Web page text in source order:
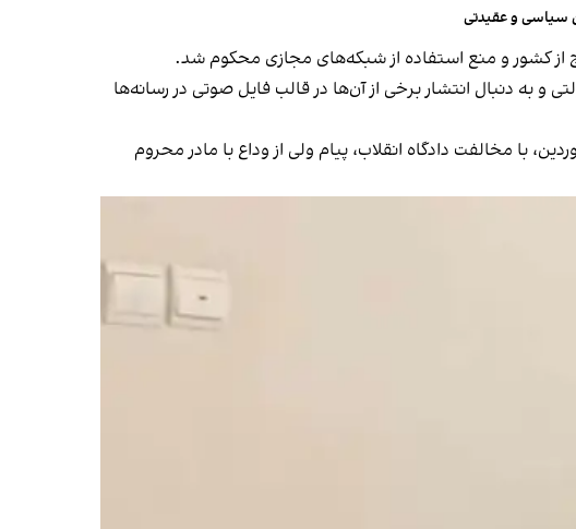
سیاسی و عقیدتی
و به دنبال انتشار برخی از آن‌ها در قالب فایل صوتی در رسانه‌ها
مادر او، ۱۳ فروردین ۱۴۰۲ از دنیا رفت و با وجود ارائه درخواست برای حضور در خاکسپاری در ۱۷ فروردین، با مخالفت دادگاه انقلاب، پیام ولی از وداع با مادر محروم